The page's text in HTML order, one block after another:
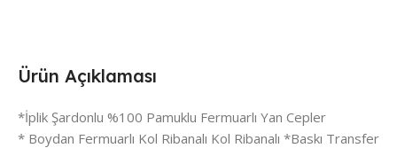
Ürün Açıklaması
*İplik Şardonlu %100 Pamuklu Fermuarlı Yan Cepler
* Boydan Fermuarlı Kol Ribanalı Kol Ribanalı *Baskı Transfer